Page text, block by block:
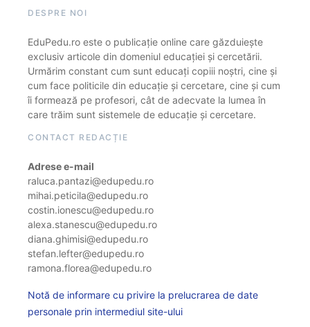
DESPRE NOI
EduPedu.ro este o publicație online care găzduiește
exclusiv articole din domeniul educației și cercetării.
Urmărim constant cum sunt educați copiii noștri, cine și
cum face politicile din educație și cercetare, cine și cum
îi formează pe profesori, cât de adecvate la lumea în
care trăim sunt sistemele de educație și cercetare.
CONTACT REDACȚIE
Adrese e-mail
raluca.pantazi@edupedu.ro
mihai.peticila@edupedu.ro
costin.ionescu@edupedu.ro
alexa.stanescu@edupedu.ro
diana.ghimisi@edupedu.ro
stefan.lefter@edupedu.ro
ramona.florea@edupedu.ro
Notă de informare cu privire la prelucrarea de date
personale prin intermediul site-ului